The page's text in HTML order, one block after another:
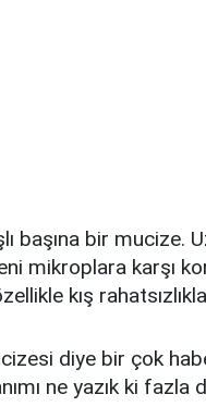
başına bir mucize.
mikroplara karşı
kış
diye bir çok
ne yazık ki fazla